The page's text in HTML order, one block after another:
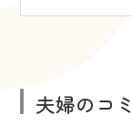
夫婦のコ